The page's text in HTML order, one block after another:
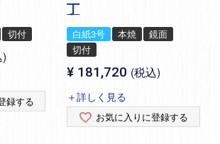
切付
録する
丁
白紙3号 本焼
鏡面
切付
¥ 181,720 税込
＋詳しく見る
お気に入りに登録する